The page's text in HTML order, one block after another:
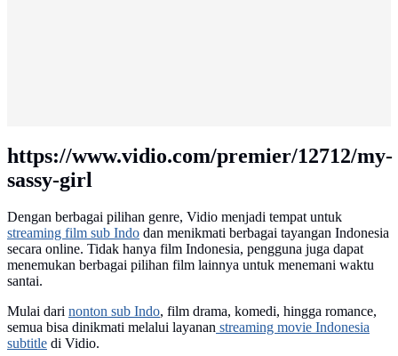
https://www.vidio.com/premier/12712/my-
sassy-girl
Dengan berbagai pilihan genre, Vidio menjadi tempat untuk
streaming film sub Indo dan menikmati berbagai tayangan Indonesia
secara online. Tidak hanya film Indonesia, pengguna juga dapat
menemukan berbagai pilihan film lainnya untuk menemani waktu
santai.
Mulai dari nonton sub Indo, film drama, komedi, hingga romance,
semua bisa dinikmati melalui layanan streaming movie Indonesia
subtitle di Vidio.